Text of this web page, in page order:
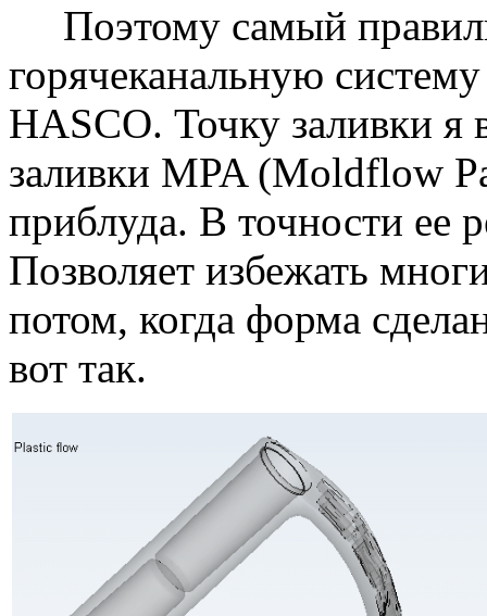
Поэтому самый
горячеканальную
HASCO. Точку заливки я
заливки MPA (Moldflow
приблуда. В точности ее
Позволяет избежать
потом, когда форма
вот так.